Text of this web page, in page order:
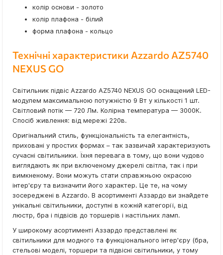
колір основи - золото
колір плафона - білий
форма плафона - кольцо
Технічні характеристики Azzardo AZ5740
NEXUS GO
Світильник підвіс Azzardo AZ5740 NEXUS GO оснащений LED-
модулем максимальною потужністю 9 Вт у кількості 1 шт.
Світловий потік — 720 Лм. Колірна температура — 3000К.
Спосіб живлення: від мережі 220в.
Оригінальний стиль, функціональність та елегантність,
приховані у простих формах – так зазвичай характеризують
сучасні світильники. Їхня перевага в тому, що вони чудово
виглядають як при включеному джерелі світла, так і при
вимкненому. Вони можуть стати справжньою окрасою
інтер'єру та визначити його характер. Це те, на чому
зосереджені в Azzardo. В асортименті Аззардо ви знайдете
унікальні світильники, доступні в кожній категорії, від
люстр, бра і підвісів до торшерів і настільних ламп.
У широкому асортименті Аззардо представлені як
світильники для модного та функціонального інтер'єру (бра,
стельові моделі, торшери та підвісні світильники, у тому